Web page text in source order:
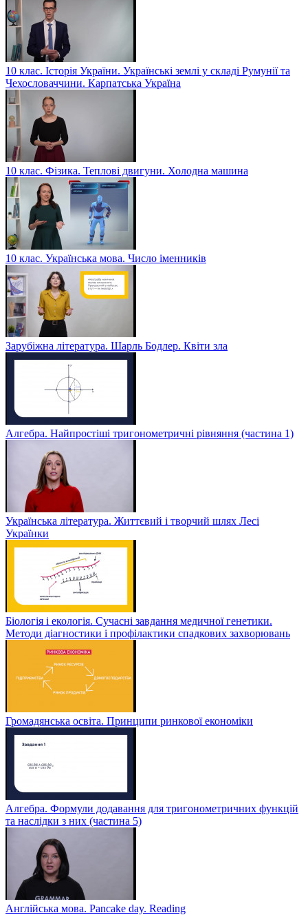
10 клас. Історія України. Українські землі у складі Румунії та
Чехословаччини. Карпатська Україна
10 клас. Фізика. Теплові двигуни. Холодна машина
10 клас. Українська мова. Число іменників
Зарубіжна література. Шарль Бодлер. Квіти зла
Алгебра. Найпростіші тригонометричні рівняння (частина 1)
Українська література. Життєвий і творчий шлях Лесі
Українки
Біологія і екологія. Сучасні завдання медичної генетики.
Методи діагностики і профілактики спадкових захворювань
Громадянська освіта. Принципи ринкової економіки
Алгебра. Формули додавання для тригонометричних функцій
та наслідки з них (частина 5)
Англійська мова. Pancake day. Reading